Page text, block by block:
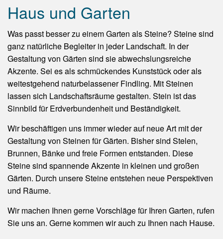
Haus und Garten
Was passt besser zu einem Garten als Steine? Steine sind
ganz natürliche Begleiter in jeder Landschaft. In der
Gestaltung von Gärten sind sie abwechslungsreiche
Akzente. Sei es als schmückendes Kunststück oder als
weitestgehend naturbelassener Findling. Mit Steinen
lassen sich Landschaftsräume gestalten. Stein ist das
Sinnbild für Erdverbundenheit und Beständigkeit.
Wir beschäftigen uns immer wieder auf neue Art mit der
Gestaltung von Steinen für Gärten. Bisher sind Stelen,
Brunnen, Bänke und freie Formen entstanden. Diese
Steine sind spannende Akzente in kleinen und großen
Gärten. Durch unsere Steine entstehen neue Perspektiven
und Räume.
Wir machen Ihnen gerne Vorschläge für Ihren Garten, rufen
Sie uns an. Gerne kommen wir auch zu Ihnen nach Hause.